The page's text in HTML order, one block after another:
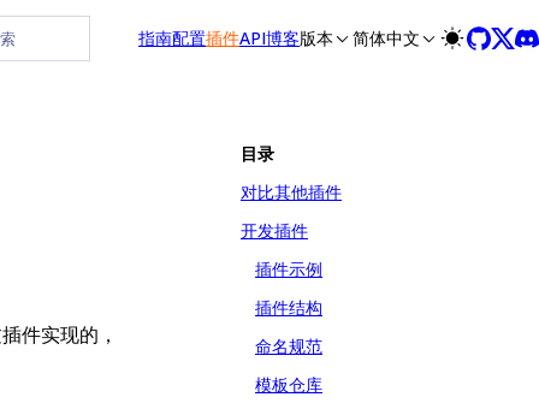
指南配置插件API博客版本 简体中文
件实现的，
目录
对比其他插件
开发插件
插件示例
插件结构
命名规范
模板仓库